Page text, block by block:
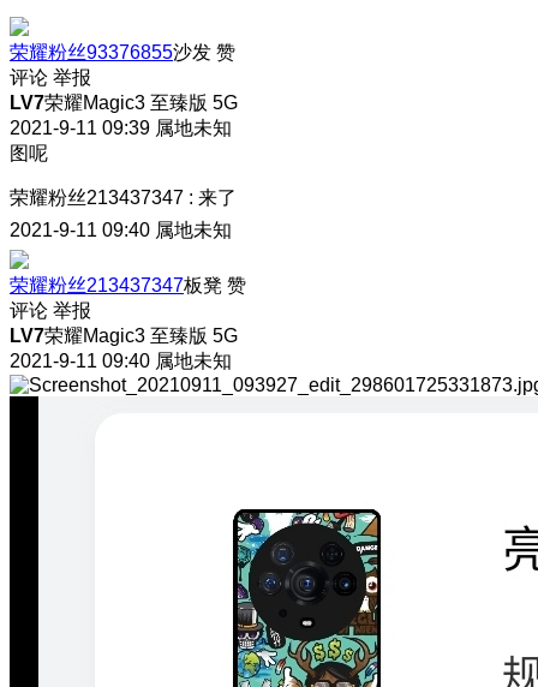
荣耀粉丝93376855沙发 赞
评论 举报
LV7荣耀Magic3 至臻版 5G
2021-9-11 09:39 属地未知
图呢
荣耀粉丝213437347 : 来了
2021-9-11 09:40 属地未知
荣耀粉丝213437347板凳 赞
评论 举报
LV7荣耀Magic3 至臻版 5G
2021-9-11 09:40 属地未知